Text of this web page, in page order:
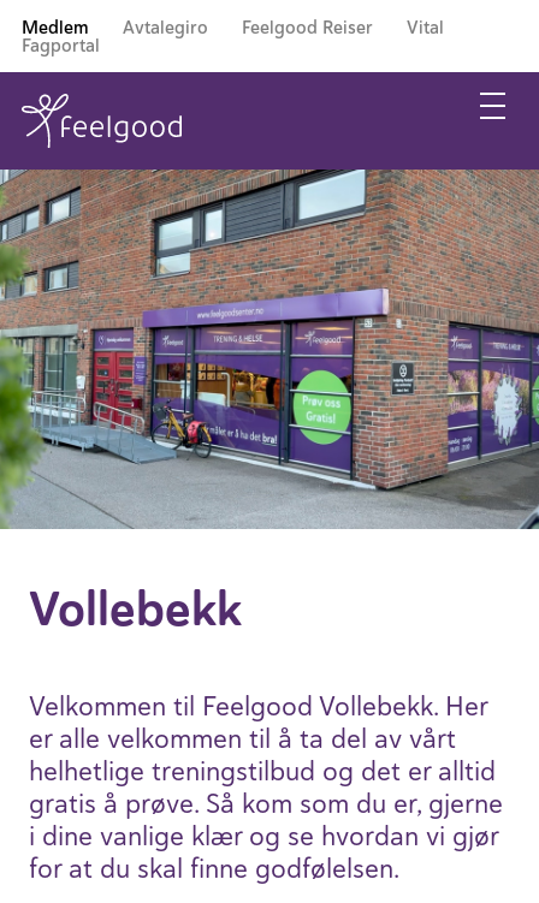
Medlem Avtalegiro Feelgood Reiser Vital
Fagportal
Volle­bekk
Velkommen til Feelgood Volle­bekk. Her
er alle velkommen til å ta del av vårt
helhet­lige trenings­tilbud og det er alltid
gratis å prøve. Så kom som du er, gjerne
i dine vanlige klær og se hvordan vi gjør
for at du skal finne godfø­lelsen.